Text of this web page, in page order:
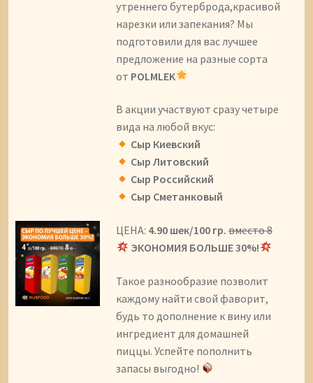
утреннего бутерброда,красивой
нарезки или запекания? Мы
подготовили для вас лучшее
предложение на разные сорта
от POLMLEK
В акции участвуют сразу четыре
вида на любой вкус:
Сыр Киевский
Сыр Литовский
Сыр Российский
Сыр Сметанковый
ЦЕНА: 4.90 шек/100 гр.вместо 8
ЭКОНОМИЯ БОЛЬШЕ 30%!
Такое разнообразие позволит
каждому найти свой фаворит,
будь то дополнение к вину или
ингредиент для домашней
пиццы. Успейте пополнить
запасы выгодно!